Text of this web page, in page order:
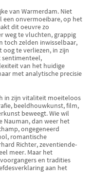
van Warmerdam. Niet
een onvermoeibare, op het
dit oeuvre zo
weg te vluchten, grappig
toch zelden inwisselbaar,
te verliezen, in zijn
sentimenteel,
van het huidige
met analytische precisie
in zijn vitaliteit moeiteloos
beeldhouwkunst, film,
beweegt. Wie wil
Nauman, dan weer het
ongegeneerd
romantische
Richter, zeventiende-
meer. Maar het
en tradities
aan het